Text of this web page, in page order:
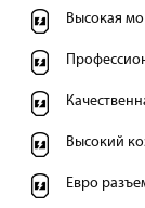
Высокая
Высокий
Евро